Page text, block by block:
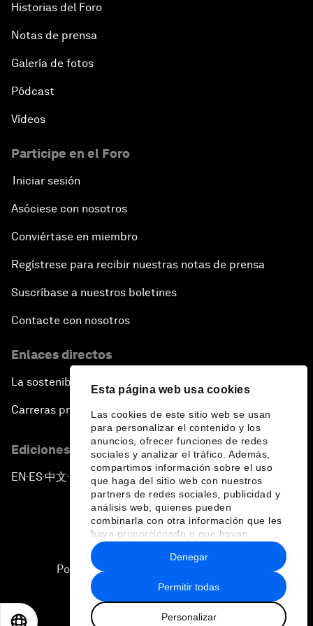
Esta página web usa cookies
Las cookies de este sitio web se usan
para personalizar el contenido y los
anuncios, ofrecer funciones de redes
sociales y analizar el tráfico. Además,
compartimos información sobre el uso
que haga del sitio web con nuestros
partners de redes sociales, publicidad y
análisis web, quienes pueden
combinarla con otra información que les
haya proporcionado o que hayan
recopilado a partir del uso que haya
hecho de sus servicios.
Permitir todas
Personalizar
Denegar
Historias del Foro
Notas de prensa
Galería de fotos
Pódcast
Vídeos
Participe en el Foro
Iniciar sesión
Asóciese con nosotros
Conviértase en miembro
Regístrese para recibir nuestras notas de prensa
Suscríbase a nuestros boletines
Contacte con nosotros
Enlaces directos
La sostenibilidad en el Foro
Carreras profesionales
Ediciones en otros idiomas
EN ▪ES▪中文▪ 日本語
Política de privacidad y normas de uso
Sitemap
2026 Foro Económico Mundial